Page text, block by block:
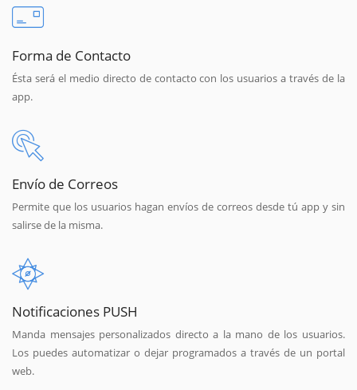
Forma de Contacto
Ésta será el medio directo de contacto con los usuarios a través de la
app.
Envío de Correos
Permite que los usuarios hagan envíos de correos desde tú app y sin
salirse de la misma.
Notificaciones PUSH
Manda mensajes personalizados directo a la mano de los usuarios.
Los puedes automatizar o dejar programados a través de un portal
web.